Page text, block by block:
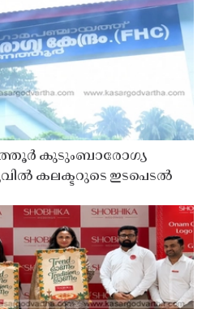
കുടുംബാരോഗ്യ
കലക്ടറുടെ ഇടപെടൽ